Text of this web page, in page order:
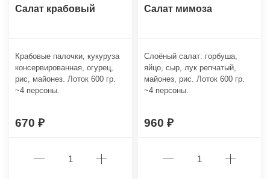
Салат крабовый
Крабовые палочки, кукуруза
консервированная, огурец,
рис, майонез. Лоток 600 гр.
~4 персоны.
670
Салат мимоза
Слоёный салат: горбуша,
яйцо, сыр, лук репчатый,
майонез, рис. Лоток 600 гр.
~4 персоны.
960